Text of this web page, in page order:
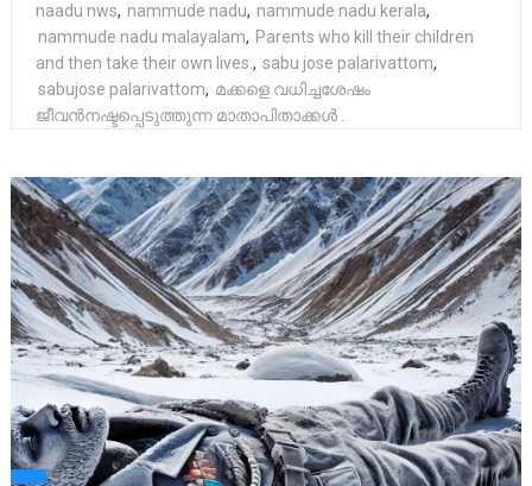
naadu nws, nammude nadu, nammude nadu kerala,
nammude nadu malayalam, Parents who kill their children
and then take their own lives., sabu jose palarivattom,
sabujose palarivattom, മക്കളെ വധിച്ചശേഷം
ജീവൻനഷ്ടപ്പെടുത്തുന്ന മാതാപിതാക്കൾ .